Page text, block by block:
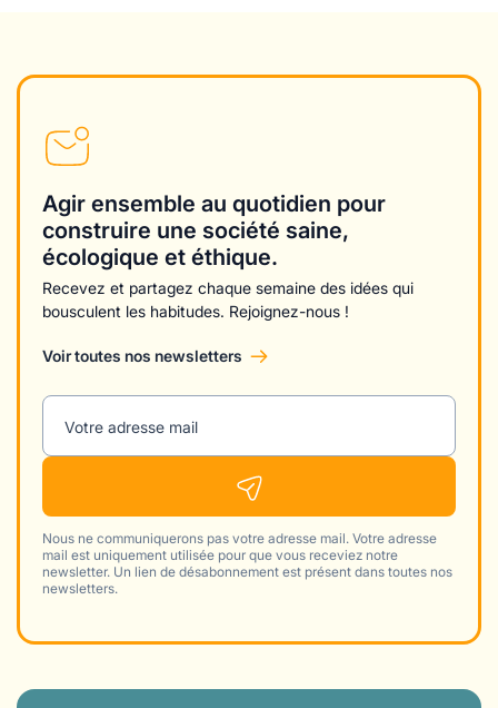
Agir ensemble au quotidien pour
construire une société saine,
écologique et éthique.
Recevez et partagez chaque semaine des idées qui
bousculent les habitudes. Rejoignez-nous !
Voir toutes nos newsletters
Votre adresse mail
Nous ne communiquerons pas votre adresse mail. Votre adresse
mail est uniquement utilisée pour que vous receviez notre
newsletter. Un lien de désabonnement est présent dans toutes nos
newsletters.